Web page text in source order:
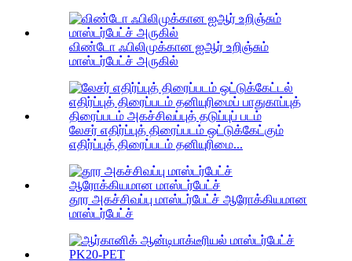
விண்டோ ஃபிலிமுக்கான ஐஆர் உறிஞ்சும்
மாஸ்டர்பேட்ச் அருகில்
லேசர் எதிர்ப்புத் திரைப்படம் ஒட்டுக்கேட்கும்
எதிர்ப்புத் திரைப்படம் தனியுரிமை...
தூர அகச்சிவப்பு மாஸ்டர்பேட்ச் ஆரோக்கியமான
மாஸ்டர்பேட்ச்